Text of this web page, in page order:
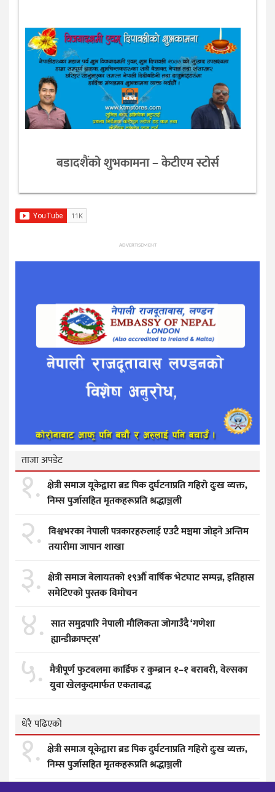
बडादशैंको शुभकामना – केटीएम स्टोर्स
ADVERTISEMENT
ताजा अपडेट
१. क्षेत्री समाज यूकेद्वारा ब्रड पिक दुर्घटनाप्रति गहिरो दुःख व्यक्त,
निम्स पुर्जासहित मृतकहरूप्रति श्रद्धाञ्जली
२. विश्वभरका नेपाली पत्रकारहरुलाई एउटै मञ्चमा जोड्ने अन्तिम
तयारीमा जापान शाखा
३. क्षेत्री समाज बेलायतको १९औँ वार्षिक भेटघाट सम्पन्न, इतिहास
समेटिएको पुस्तक विमोचन
४. सात समुद्रपारि नेपाली मौलिकता जोगाउँदै ‘गणेशा
ह्यान्डीक्राफ्ट्स’
५. मैत्रीपूर्ण फुटबलमा कार्डिफ र कुम्ब्रान १–१ बराबरी, वेल्सका
युवा खेलकुदमार्फत एकताबद्ध
धेरै पढिएको
१. क्षेत्री समाज यूकेद्वारा ब्रड पिक दुर्घटनाप्रति गहिरो दुःख व्यक्त,
निम्स पुर्जासहित मृतकहरूप्रति श्रद्धाञ्जली